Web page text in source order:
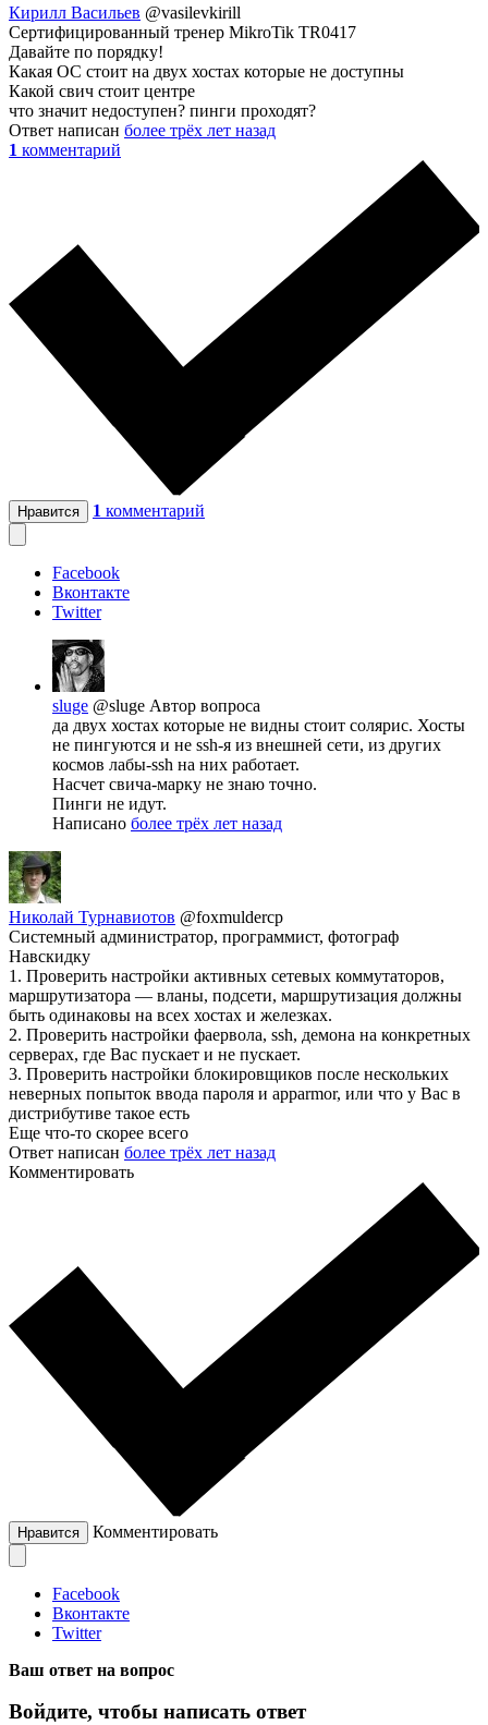
Кирилл Васильев @vasilevkirill
Сертифицированный тренер MikroTik TR0417
Давайте по порядку!
Какая ОС стоит на двух хостах которые не доступны
Какой свич стоит центре
что значит недоступен? пинги проходят?
Ответ написан более трёх лет назад
1 комментарий
Нравится 1 комментарий
Facebook
Вконтакте
Twitter
sluge @sluge Автор вопроса
да двух хостах которые не видны стоит солярис. Хосты
не пингуются и не ssh-я из внешней сети, из других
космов лабы-ssh на них работает.
Насчет свича-марку не знаю точно.
Пинги не идут.
Написано более трёх лет назад
Николай Турнавиотов @foxmuldercp
Системный администратор, программист, фотограф
Навскидку
1. Проверить настройки активных сетевых коммутаторов,
маршрутизатора — вланы, подсети, маршрутизация должны
быть одинаковы на всех хостах и железках.
2. Проверить настройки фаервола, ssh, демона на конкретных
серверах, где Вас пускает и не пускает.
3. Проверить настройки блокировщиков после нескольких
неверных попыток ввода пароля и apparmor, или что у Вас в
дистрибутиве такое есть
Еще что-то скорее всего
Ответ написан более трёх лет назад
Комментировать
Нравится Комментировать
Facebook
Вконтакте
Twitter
Ваш ответ на вопрос
Войдите, чтобы написать ответ